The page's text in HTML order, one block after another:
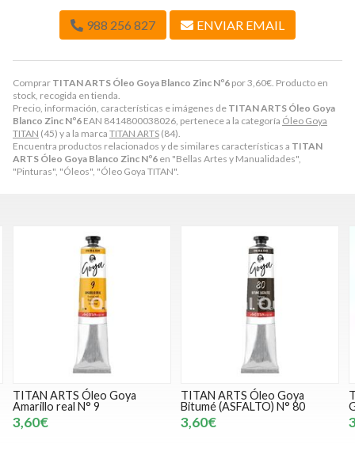
Comprar TITAN ARTS Óleo Goya Blanco Zinc Nº6 por3,60€. Producto en
stock, recogida en tienda.
Precio, información, características e imágenes de TITAN ARTS Óleo Goya
Blanco Zinc Nº6 EAN 8414800038026, pertenece a la categoría Óleo Goya
TITAN (45) y a la marca TITAN ARTS (84).
Encuentra productos relacionados y de similares características a TITAN
ARTS Óleo Goya Blanco Zinc Nº6 en "Bellas Artes y Manualidades",
"Pinturas", "Óleos", "Óleo Goya TITAN".
988 256 827 ENVIAR EMAIL
TITAN ARTS Óleo Goya
Bitumé (ASFALTO) N° 80
3,60€
TITAN ARTS Óleo Goya Rojo
GOYA oscuro N° 36
3,60€